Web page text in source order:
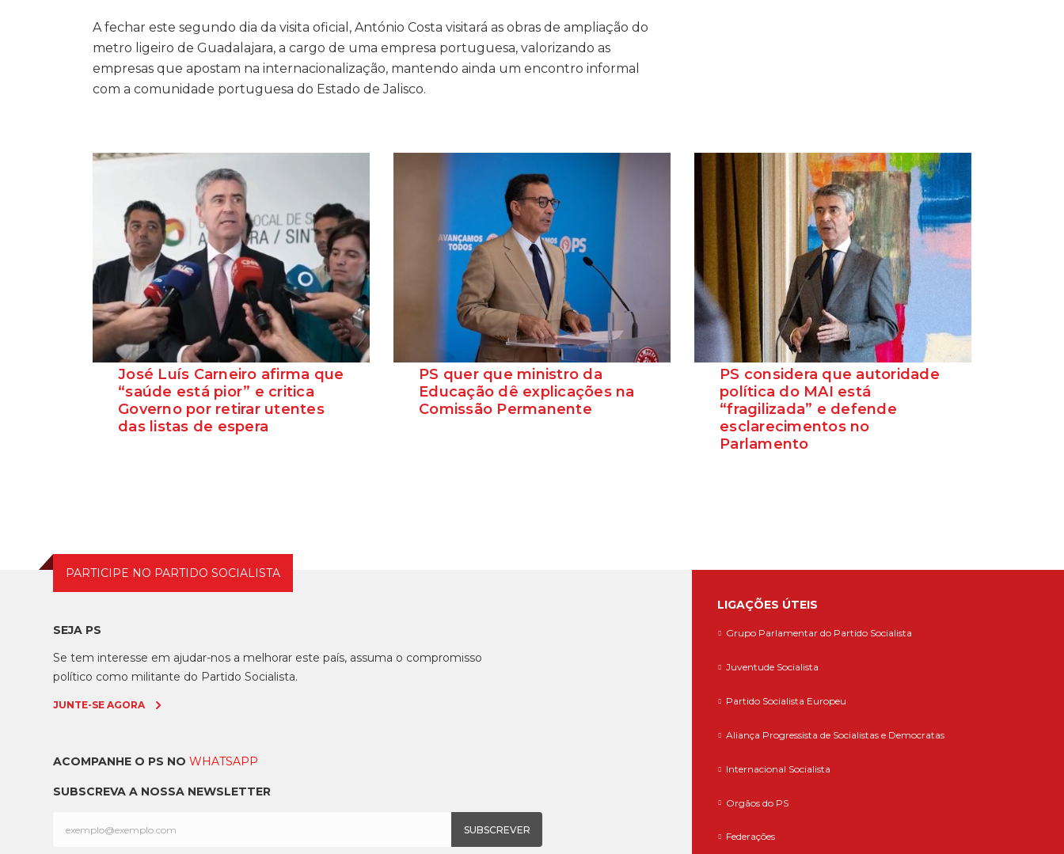
A fechar este segundo dia da visita oficial, António Costa visitará as obras de ampliação do
metro ligeiro de Guadalajara, a cargo de uma empresa portuguesa, valorizando as
empresas que apostam na internacionalização, mantendo ainda um encontro informal
com a comunidade portuguesa do Estado de Jalisco.
José Luís Carneiro afirma que
“saúde está pior” e critica
Governo por retirar utentes
das listas de espera
PS quer que ministro da
Educação dê explicações na
Comissão Permanente
PS considera que autoridade
política do MAI está
“fragilizada” e defende
esclarecimentos no
Parlamento
PARTICIPE NO PARTIDO SOCIALISTA
SEJA PS
Se tem interesse em ajudar-nos a melhorar este país, assuma o compromisso
político como militante do Partido Socialista.
JUNTE-SE AGORA
ACOMPANHE O PS NOWHATSAPP
SUBSCREVA A NOSSA NEWSLETTER
LIGAÇÕES ÚTEIS
Grupo Parlamentar do Partido Socialista
Juventude Socialista
Partido Socialista Europeu
Aliança Progressista de Socialistas e Democratas
Internacional Socialista
Orgãos do PS
Federações